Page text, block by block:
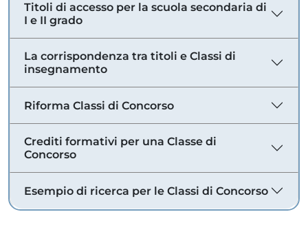
Titoli di accesso per la scuola secondaria di
I e II grado
La corrispondenza tra titoli e Classi di
insegnamento
Riforma Classi di Concorso
Crediti formativi per una Classe di
Concorso
Esempio di ricerca per le Classi di Concorso